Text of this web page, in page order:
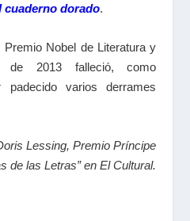
cuaderno dorado.
Nobel de Literatura y
2013 falleció, como
padecido varios derrames
Lessing, Premio Príncipe
de las Letras” en El Cultural.